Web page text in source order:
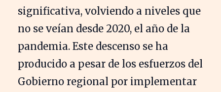
significativa, volviendo a niveles que
no se veían desde 2020, el año de la
pandemia. Este descenso se ha
producido a pesar de los esfuerzos del
Gobierno regional por implementar